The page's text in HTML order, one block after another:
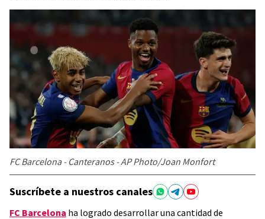
FC Barcelona - Canteranos - AP Photo/Joan Monfort
Suscríbete a nuestros canales
FC Barcelona ha logrado desarrollar una cantidad de